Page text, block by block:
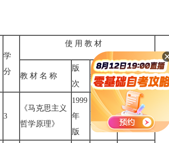
学
分
使 用 教 材
备
注
教 材 名 称
版
次
编 者 出 版 社
3
《马克思主义
哲学原理》
1999
年
版
赵家
祥
经济科学
出版社